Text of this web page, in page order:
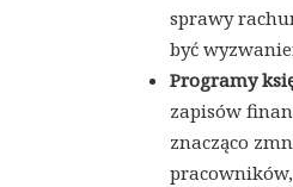
sprawy
być
Programy
zapisów
znacząco
pracowników,